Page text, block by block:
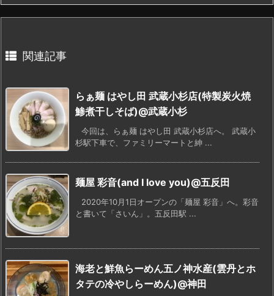
関連記事
らぁ麺 はやし田 武蔵小杉店(特製炭火焼
鯵煮干しそば)@武蔵小杉
今回は、らぁ麺 はやし田 武蔵小杉店へ。 武蔵小
杉駅下車で、ファミリーマートと紳 ...
麺屋 彩音(and I love you)@五反田
2020年10月1日オープンの「麺屋 彩音」へ。彩音
と書いて「さいん」。五反田駅 ...
海老と鮮魚らーめん五ノ神水産(雲丹とホ
タテの冷やしらーめん)@神田